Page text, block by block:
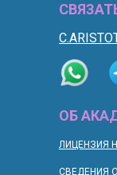
ЛИЦЕНЗИЯ
СВЕДЕНИЯ
ОБ